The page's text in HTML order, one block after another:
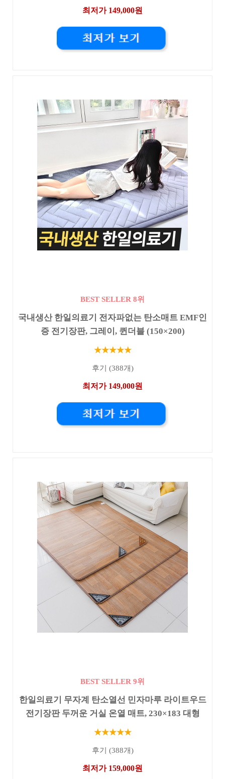
최저가 149,000원
BEST SELLER 8위
국내생산 한일의료기 전자파없는 탄소매트 EMF인
증 전기장판, 그레이, 퀸더블 (150×200)
★★★★★
후기 (388개)
최저가 149,000원
BEST SELLER 9위
한일의료기 무자계 탄소열선 민자마루 라이트우드
전기장판 두꺼운 거실 온열 매트, 230×183 대형
★★★★★
후기 (388개)
최저가 159,000원